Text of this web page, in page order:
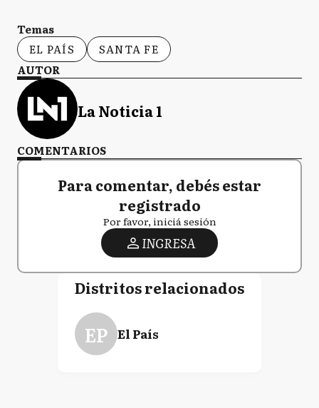
Temas
EL PAÍS
SANTA FE
AUTOR
La Noticia 1
COMENTARIOS
Para comentar, debés estar
registrado
Por favor, iniciá sesión
INGRESA
Distritos relacionados
EP El País